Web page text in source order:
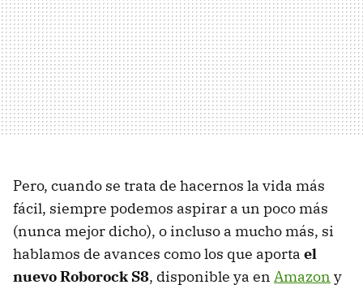
Pero, cuando se trata de hacernos la vida más
fácil, siempre podemos aspirar a un poco más
(nunca mejor dicho), o incluso a mucho más, si
hablamos de avances como los que aporta el
nuevo Roborock S8, disponible ya en Amazon y